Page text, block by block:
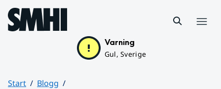
Hoppa till sidans innehåll
Varning
Gul, Sverige
Start
Blogg